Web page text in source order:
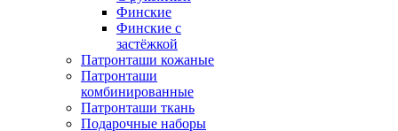
Финские
Финские с
застёжкой
Патронташи кожаные
Патронташи
комбинированные
Патронташи ткань
Подарочные наборы